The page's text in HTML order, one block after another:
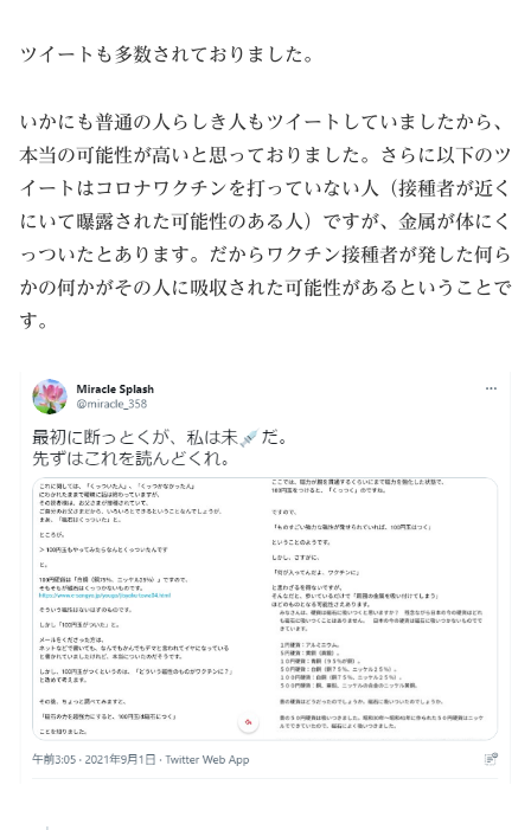
ツイートも多数されておりました。
いかにも普通の人らしき人もツイートしていましたから、
本当の可能性が高いと思っておりました。さらに以下のツ
イートはコロナワクチンを打っていない人（接種者が近く
にいて曝露された可能性のある人）ですが、金属が体にく
っついたとあります。だからワクチン接種者が発した何ら
かの何かがその人に吸収された可能性があるということで
す。